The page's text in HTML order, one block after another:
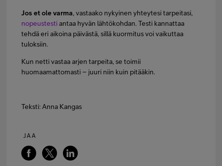
Jos et ole varma, vastaako nykyinen yhteytesi tarpeitasi,
nopeustestiantaa hyvän lähtökohdan. Testi kannattaa
tehdä eri aikoina päivästä, sillä kuormitus voi vaikuttaa
tuloksiin.
Kun netti vastaa arjen tarpeita, se toimii
huomaamattomasti – juuri niin kuin pitääkin.
Teksti: Anna Kangas
JAA